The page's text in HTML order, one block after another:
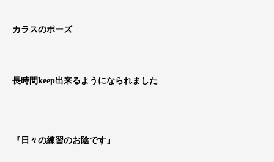
カラスのポーズ
長時間keep出来るようになられました
『日々の練習のお陰です』